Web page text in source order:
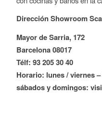
Dirección Showroom
Mayor de Sarria, 172
Barcelona 08017
Télf: 93 205 30 40
Horario: lunes / viernes –
sábados y domingos: